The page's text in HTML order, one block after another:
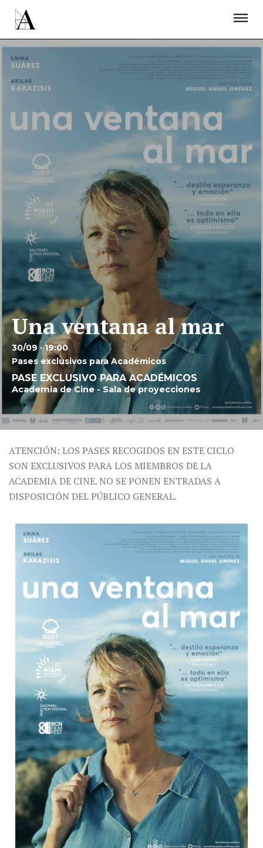
Una ventana al mar
30/09 · 19:00
Pases exclusivos para Académicos
PASE EXCLUSIVO PARA ACADÉMICOS
Academia de Cine - Sala de proyecciones
ATENCIÓN: LOS PASES RECOGIDOS EN ESTE CICLO
SON EXCLUSIVOS PARA LOS MIEMBROS DE LA
ACADEMIA DE CINE. NO SE PONEN ENTRADAS A
DISPOSICIÓN DEL PÚBLICO GENERAL.
PRENSA